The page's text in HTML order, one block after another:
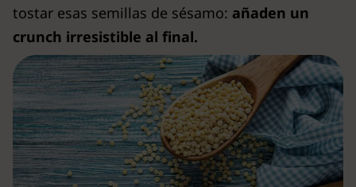
tostar esas semillas de sésamo: añaden un
crunch irresistible al final.